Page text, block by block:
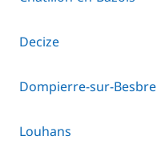
Decize
Dompierre-sur-Besbre
Louhans